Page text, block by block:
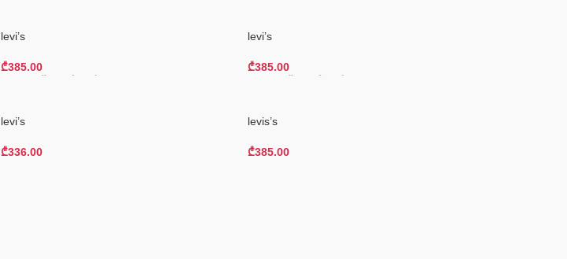
levi’s
₾385.00
levi’s
₾385.00
levi’s
₾336.00
levis’s
₾385.00